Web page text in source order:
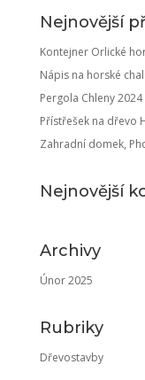
Nejnovější
Kontejner Orlické
Nápis na horské
Pergola Chleny 2024
Přístřešek na dřevo
Zahradní domek,
Nejnovější
Archivy
Únor 2025
Rubriky
Dřevostavby